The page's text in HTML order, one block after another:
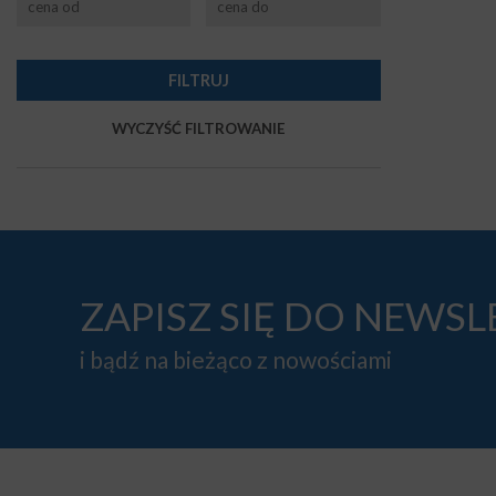
ZAPISZ SIĘ DO
i bądź na bieżąco z nowościami